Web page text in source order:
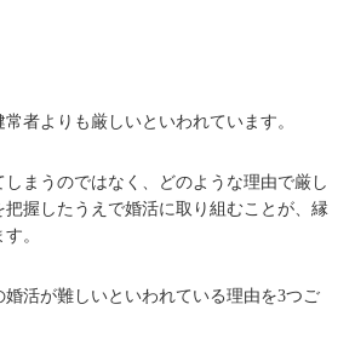
者よりも厳しいといわれています。
まうのではなく、どのような理由で厳し
握したうえで婚活に取り組むことが、縁
。
婚活が難しいといわれている理由を3つご